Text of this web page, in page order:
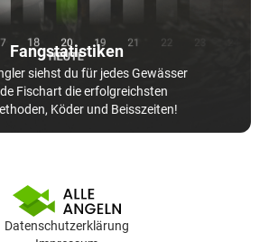
Fangstatistiken
siehst du für jedes Gewässer
Fischart die erfolgreichsten
Köder und Beisszeiten!
Datenschutzerklärung